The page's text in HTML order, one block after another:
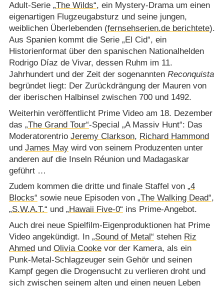
Adult-Serie „The Wilds“, ein Mystery-Drama um einen
eigenartigen Flugzeugabsturz und seine jungen,
weiblichen Überlebenden (fernsehserien.de berichtete).
Aus Spanien kommt die Serie „El Cid“, ein
Historienformat über den spanischen Nationalhelden
Rodrigo Díaz de Vivar, dessen Ruhm im 11.
Jahrhundert und der Zeit der sogenannten Reconquista
begründet liegt: Der Zurückdrängung der Mauren von
der iberischen Halbinsel zwischen 700 und 1492.
Weiterhin veröffentlicht Prime Video am 18. Dezember
das „The Grand Tour“-Special „A Massiv Hunt“: Das
Moderatorentrio Jeremy Clarkson, Richard Hammond
und James Maywird von seinem Produzenten unter
anderen auf die Inseln Réunion und Madagaskar
geführt …
Zudem kommen die dritte und finale Staffel von „4
Blocks“ sowie neue Episoden von „The Walking Dead“,
„S.W.A.T.“ und „Hawaii Five-0“ ins Prime-Angebot.
Auch drei neue Spielfilm-Eigenproduktionen hat Prime
Video angekündigt. In „Sound of Metal“ stehen Riz
Ahmedund Olivia Cookevor der Kamera, als ein
Punk-Metal-Schlagzeuger sein Gehör und seinen
Kampf gegen die Drogensucht zu verlieren droht und
sich zwischen seinem alten und einen neuen Leben